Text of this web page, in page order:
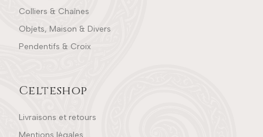
Colliers & Chaînes
Objets, Maison & Divers
Pendentifs & Croix
Celteshop
Livraisons et retours